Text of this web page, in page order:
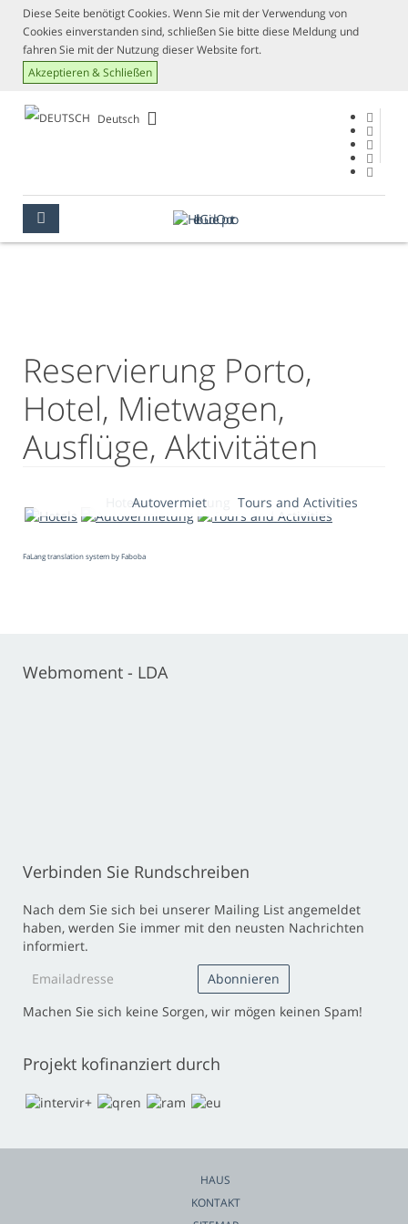
Diese Seite benötigt Cookies. Wenn Sie mit der Verwendung von
Cookies einverstanden sind, schließen Sie bitte diese Meldung und
fahren Sie mit der Nutzung dieser Website fort.
Akzeptieren & Schließen
Deutsch
Reservierung Porto,
Hotel, Mietwagen,
Ausflüge, Aktivitäten
HotelsAutovermietung Tours and Activities
FaLang translation system by Faboba
Webmoment - LDA
Verbinden Sie Rundschreiben
Nach dem Sie sich bei unserer Mailing List angemeldet
haben, werden Sie immer mit den neusten Nachrichten
informiert.
Machen Sie sich keine Sorgen, wir mögen keinen Spam!
Projekt kofinanziert durch
HAUS
KONTAKT